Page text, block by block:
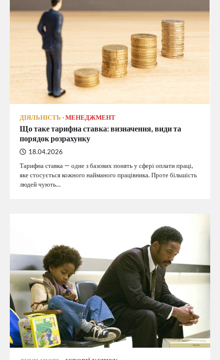
ДІЯЛЬНІСТЬ МЕНЕДЖМЕНТ
Що таке тарифна ставка: визначення, види та
порядок розрахунку
18.04.2026
Тарифна ставка — одне з базових понять у сфері оплати праці,
яке стосується кожного найманого працівника. Проте більшість
людей чують…